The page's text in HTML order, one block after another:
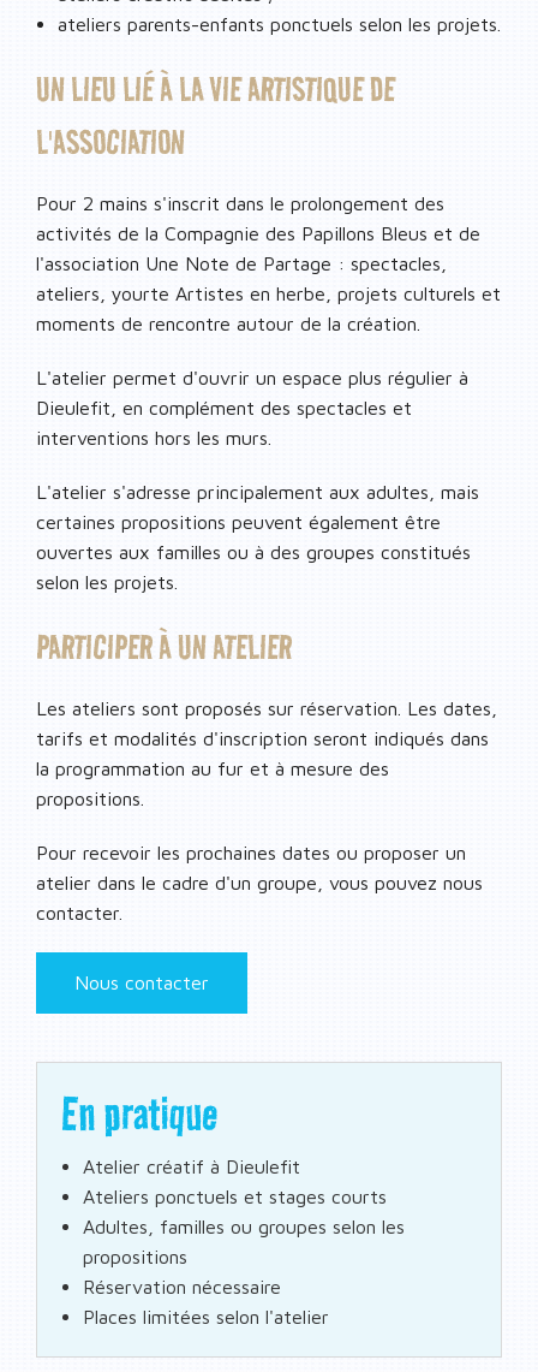
ateliers parents-enfants ponctuels selon les projets.
UN LIEU LIÉ À LA VIE ARTISTIQUE DE
L'ASSOCIATION
Pour 2 mains s'inscrit dans le prolongement des
activités de la Compagnie des Papillons Bleus et de
l'association Une Note de Partage : spectacles,
ateliers, yourte Artistes en herbe, projets culturels et
moments de rencontre autour de la création.
L'atelier permet d'ouvrir un espace plus régulier à
Dieulefit, en complément des spectacles et
interventions hors les murs.
L'atelier s'adresse principalement aux adultes, mais
certaines propositions peuvent également être
ouvertes aux familles ou à des groupes constitués
selon les projets.
PARTICIPER À UN ATELIER
Les ateliers sont proposés sur réservation. Les dates,
tarifs et modalités d'inscription seront indiqués dans
la programmation au fur et à mesure des
propositions.
Pour recevoir les prochaines dates ou proposer un
atelier dans le cadre d'un groupe, vous pouvez nous
contacter.
Nous contacter
En pratique
Atelier créatif à Dieulefit
Ateliers ponctuels et stages courts
Adultes, familles ou groupes selon les
propositions
Réservation nécessaire
Places limitées selon l'atelier